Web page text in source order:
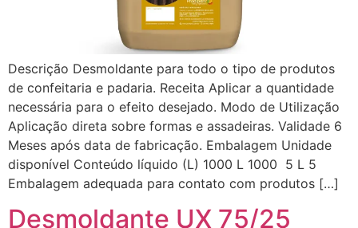
Descrição Desmoldante para todo o tipo de produtos
de confeitaria e padaria. Receita Aplicar a quantidade
necessária para o efeito desejado. Modo de Utilização
Aplicação direta sobre formas e assadeiras. Validade 6
Meses após data de fabricação. Embalagem Unidade
disponível Conteúdo líquido (L) 1000 L 1000 5 L 5
Embalagem adequada para contato com produtos […]
Desmoldante UX 75/25